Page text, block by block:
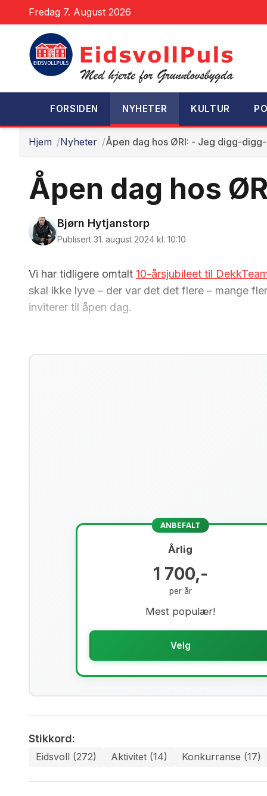
Fredag 7. August 2026
FORSIDEN NYHETER KULTUR
Hjem Nyheter Åpen dag hos ØRI: - Jeg digg-
Åpen dag hos
Bjørn Hytjanstorp
Publisert 31. august 2024 kl. 10:10
Vi har tidligere omtalt 10-årsjubileet til
skal ikke lyve – der var det det flere – mange
inviterer til åpen dag.
ANBEFALT
Årlig
1 700,-
per år
Mest populær!
Velg
Stikkord:
Eidsvoll (272) Aktivitet (14) Konkurranse (17)